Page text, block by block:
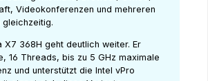
Videokonferenzen und mehreren
gleichzeitig.
X7 368H geht deutlich weiter. Er
16 Threads, bis zu 5 GHz maximale
und unterstützt die Intel vPro